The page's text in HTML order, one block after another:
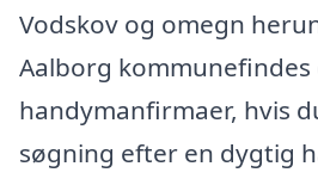
Vodskov og omegn
Aalborg
handymanfirmaer, hvis
søgning efter en dygtig